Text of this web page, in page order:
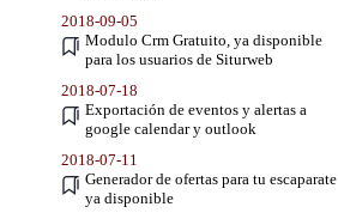
2018-09-05
Modulo Crm Gratuito, ya disponible
para los usuarios de Siturweb
2018-07-18
Exportación de eventos y alertas a
google calendar y outlook
2018-07-11
Generador de ofertas para tu escaparate
ya disponible